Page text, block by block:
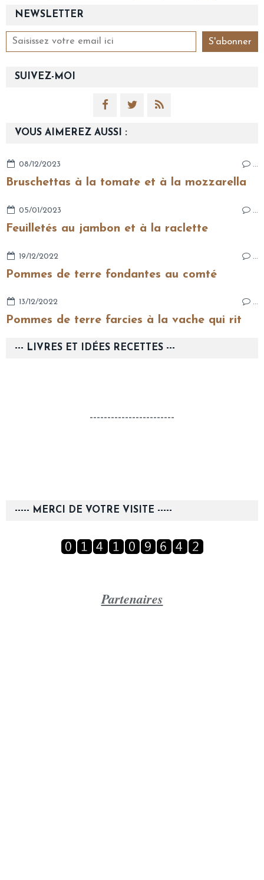
NEWSLETTER
SUIVEZ-MOI
VOUS AIMEREZ AUSSI :
08/12/2023 …
Bruschettas à la tomate et à la mozzarella
05/01/2023 …
Feuilletés au jambon et à la raclette
19/12/2022
Pommes de terre fondantes au comté
13/12/2022 …
Pommes de terre farcies à la vache qui rit
--- LIVRES ET IDÉES RECETTES ---
------------------------
----- MERCI DE VOTRE VISITE -----
Partenaires